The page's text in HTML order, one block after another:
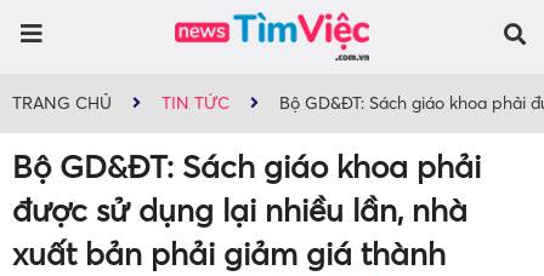
TRANG CHỦ TIN TỨC Bộ GD&ĐT: Sách giáo khoa phải
Bộ GD&ĐT: Sách giáo khoa phải
được sử dụng lại nhiều lần, nhà
xuất bản phải giảm giá thành